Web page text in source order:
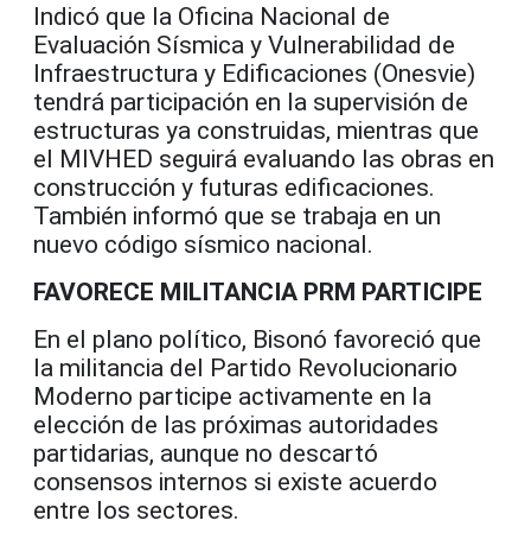
Indicó que la Oficina Nacional de
Evaluación Sísmica y Vulnerabilidad de
Infraestructura y Edificaciones (Onesvie)
tendrá participación en la supervisión de
estructuras ya construidas, mientras que
el MIVHED seguirá evaluando las obras en
construcción y futuras edificaciones.
También informó que se trabaja en un
nuevo código sísmico nacional.
FAVORECE MILITANCIA PRM PARTICIPE
En el plano político, Bisonó favoreció que
la militancia del Partido Revolucionario
Moderno participe activamente en la
elección de las próximas autoridades
partidarias, aunque no descartó
consensos internos si existe acuerdo
entre los sectores.